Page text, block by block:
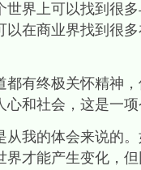
界上可以找到很
在商业界找到很
终极关怀精神，
和社会，这是一
的体会来说的。
界才能产生变化，